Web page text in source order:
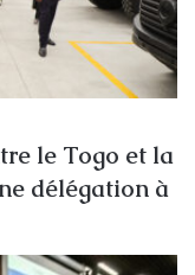
le Togo et la
délégation à